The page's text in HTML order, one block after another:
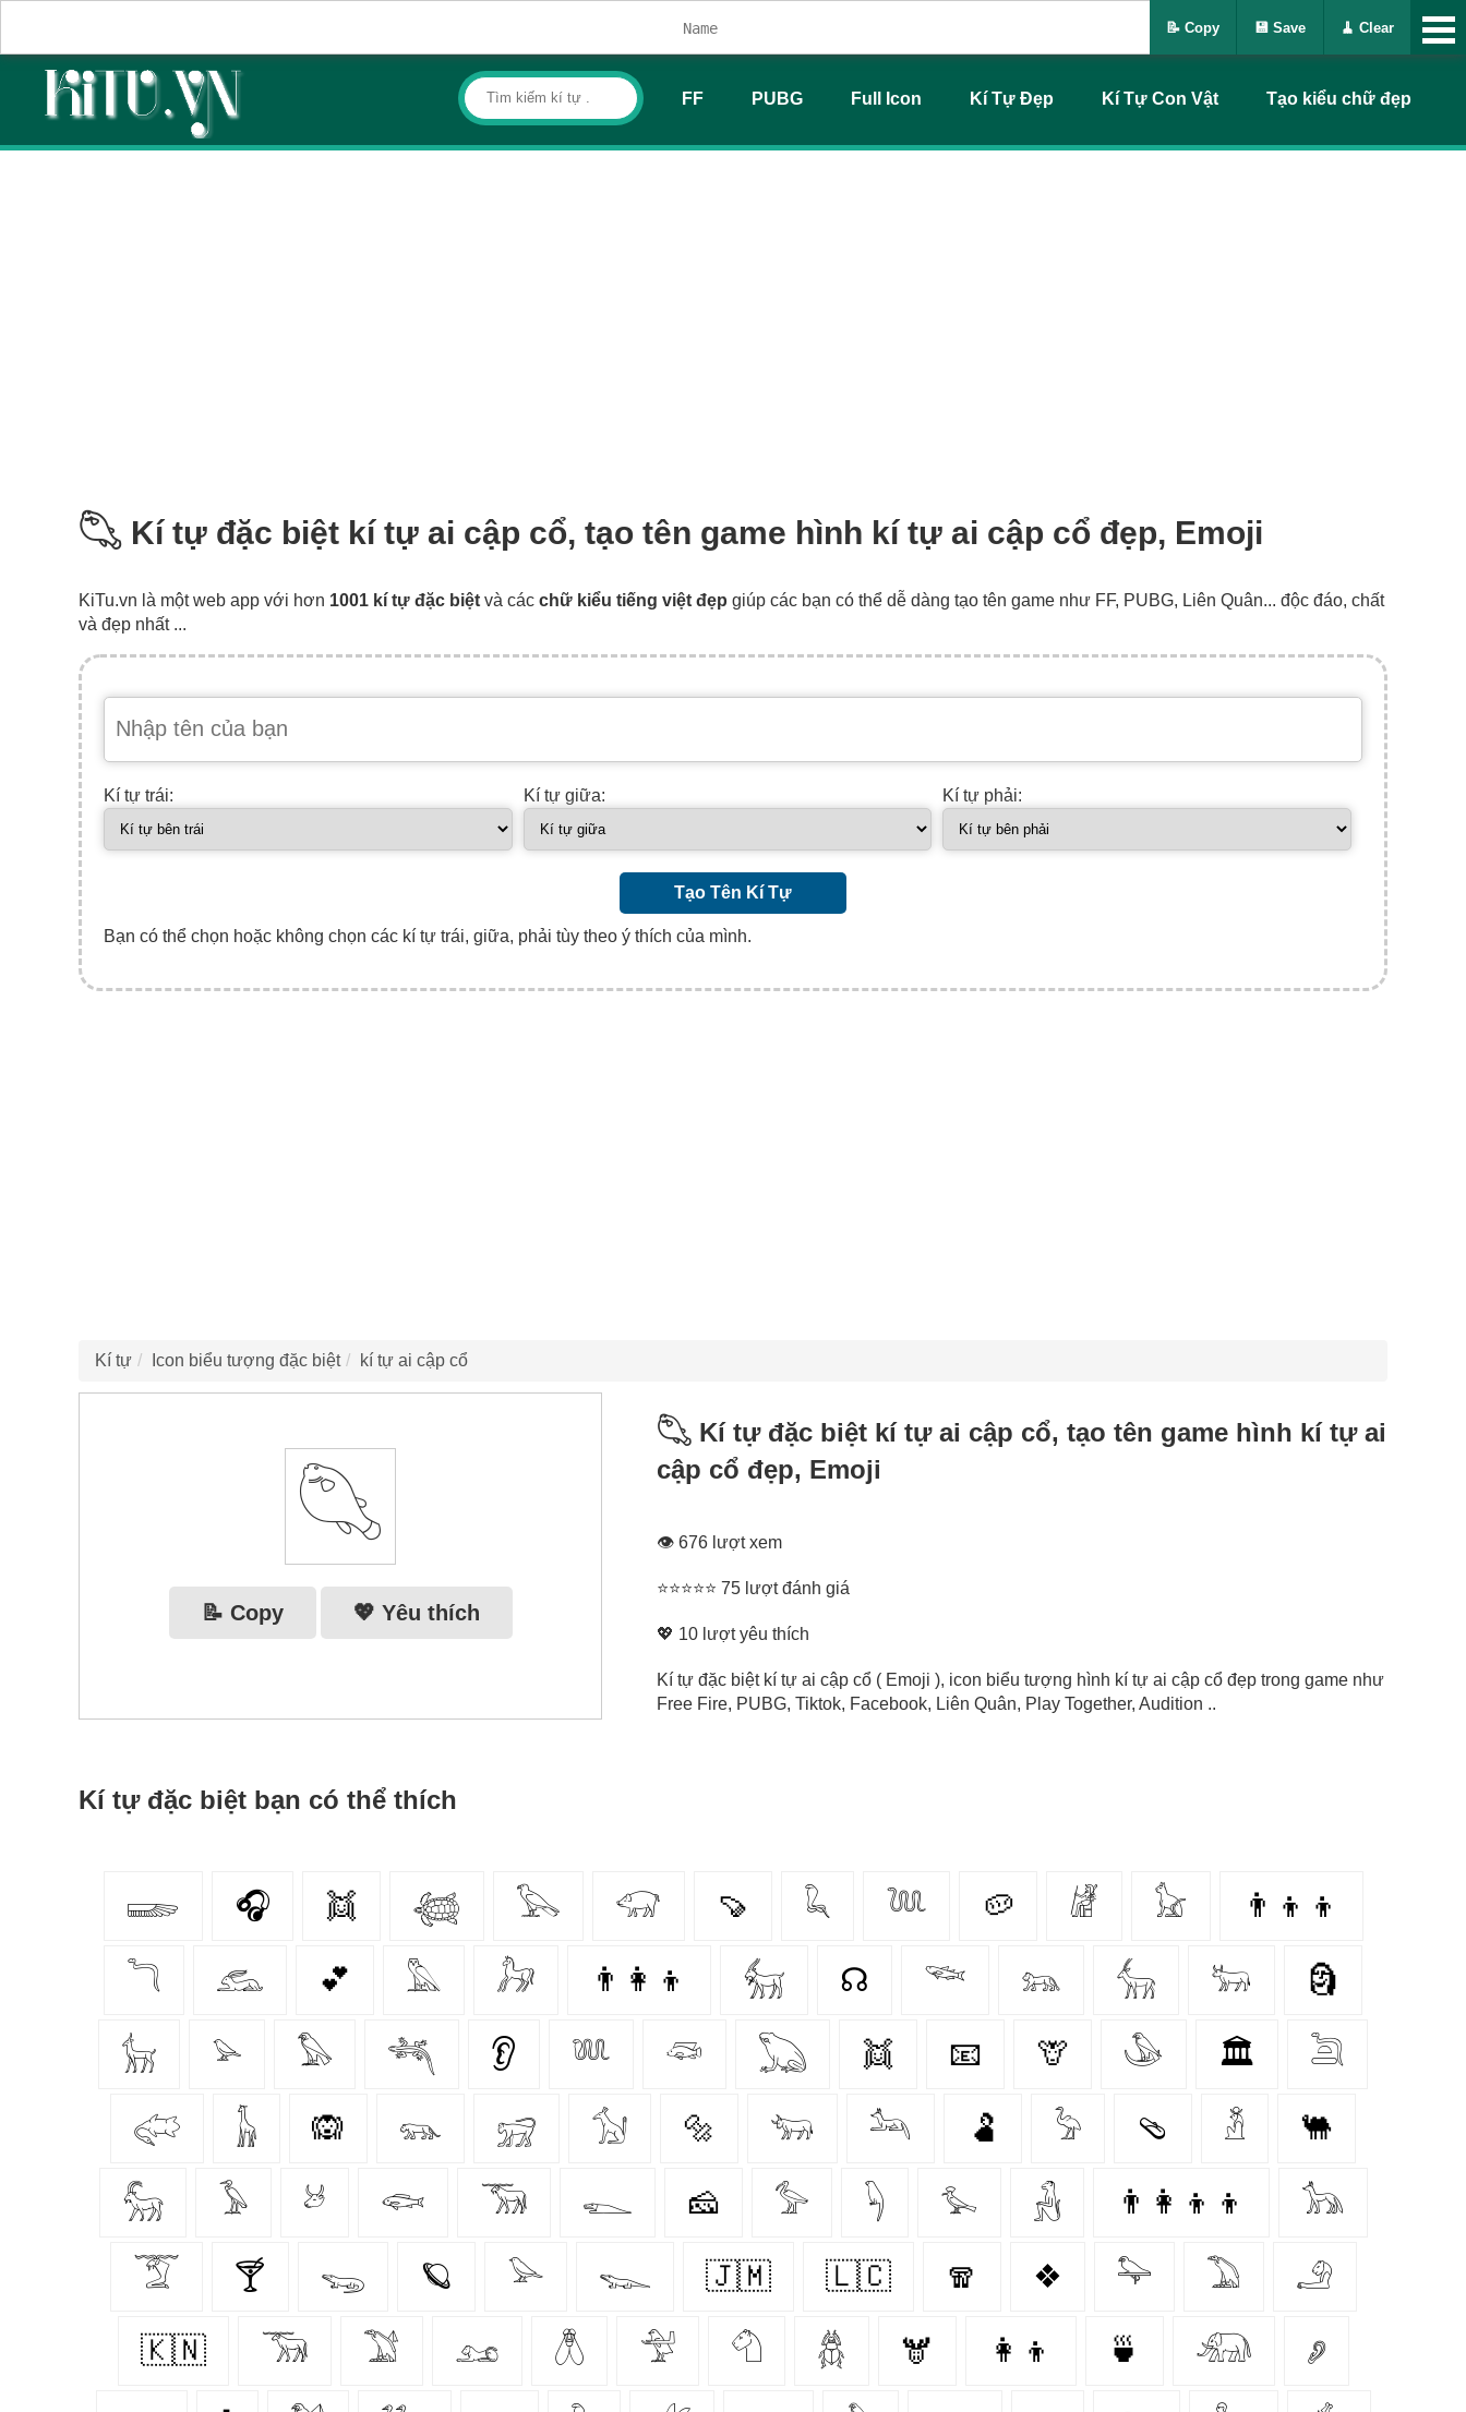
FF PUBG Full Icon Kí Tự Đẹp Kí Tự Con Vật Tạo kiểu chữ đẹp
𓆡 Kí tự đặc biệt kí tự ai cập cổ, tạo tên game hình kí tự ai cập cổ đẹp, Emoji
KiTu.vn là một web app với hơn 1001 kí tự đặc biệt và các chữ kiểu tiếng việt đẹp giúp các bạn có thể dễ dàng tạo tên game như FF, PUBG, Liên Quân... độc đáo, chất
và đẹp nhất ...
Kí tự trái: Kí tự giữa: Kí tự phải:
Tạo Tên Kí Tự
Bạn có thể chọn hoặc không chọn các kí tự trái, giữa, phải tùy theo ý thích của mình.
Kí tự Icon biểu tượng đặc biệt kí tự ai cập cổ
𓆡
📝 Copy 💖 Yêu thích
𓆡 Kí tự đặc biệt kí tự ai cập cổ, tạo tên game hình kí tự ai
cập cổ đẹp, Emoji
👁 676 lượt xem
⭐⭐⭐⭐⭐ 75 lượt đánh giá
💖 10 lượt yêu thích
Kí tự đặc biệt kí tự ai cập cổ ( Emoji ), icon biểu tượng hình kí tự ai cập cổ đẹp trong game như
Free Fire, PUBG, Tiktok, Facebook, Liên Quân, Play Together, Audition ..
Kí tự đặc biệt bạn có thể thích
𓆃 🎧 👯‍ 𓆉 𓅂 𓃟 🍠 𓆗 𓆙 🥔 𓁈 𓃠 👨‍👦‍👦
𓆓 𓃹 💕 𓅓 𓃗 👨‍👩‍👦 𓃶 ☊ 𓆝 𓃬 𓃲 𓃽 🗿
𓃴 𓅫 𓅃 𓆈 👂 𓆚 𓆛 𓆏 👯 📧 🦒 𓅇 🏛 𓆖
𓅾 𓃱 🙉 𓃮 𓃸 𓃩 🔩 𓃓 𓃢 🫃 𓅦 🩴 𓁳 🐫
𓃵 𓅥 𓃾 𓆟 𓃝 𓆍 🧀 𓅞 𓆐 𓅙 𓃻 👨‍👩‍👦‍👦 𓃥
𓄆 🍸 𓆌 🪐 𓅪 𓆊 🇯🇲 🇱🇨 🧣 ❖ 𓅍 𓅐 𓄂
🇰🇳 𓃞 𓅑 𓃭 𓆦 𓅴 𓄇 𓆣 🫎 👩‍👦 🍵 𓃰 𓂈
📝 Copy 💾 Save 🧹 Clear